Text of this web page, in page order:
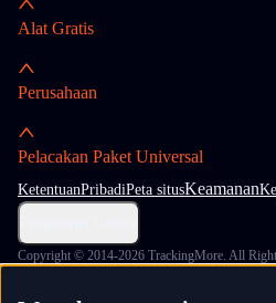
Alat Gratis
Perusahaan
Pelacakan Paket Universal
KetentuanPribadiPeta situsKeamanan
Copyright © 2014-2026 TrackingMore. All